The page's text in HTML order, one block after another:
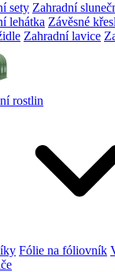
sety Zahradní
lehátka Závěsné
Zahradní lavice
rostlin
Fólie na fóliovník